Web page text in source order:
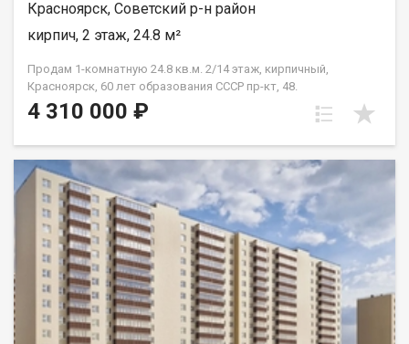
Красноярск, Советский р-н район
кирпич, 2 этаж, 24.8 м²
Продам 1-комнатную 24.8 кв.м. 2/14 этаж, кирпичный,
Красноярск, 60 лет образования СССР пр-кт, 48.
4 310 000 ₽